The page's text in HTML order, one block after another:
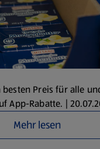
besten Preis für alle
App-Rabatte. |
Mehr lesen